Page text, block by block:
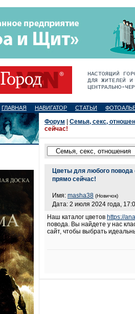
ГЛАВНАЯ НАВИГАТОР СТАТЬИ
Форум
Семья, секс,
сейчас!
Цветы для любого повода
прямо сейчас!
Имя: masha38 (Новичок)
Дата: 2 июля 2024 года,
Наш каталог цветов https://
повода. Вы найдете у нас
сайт, чтобы выбрать